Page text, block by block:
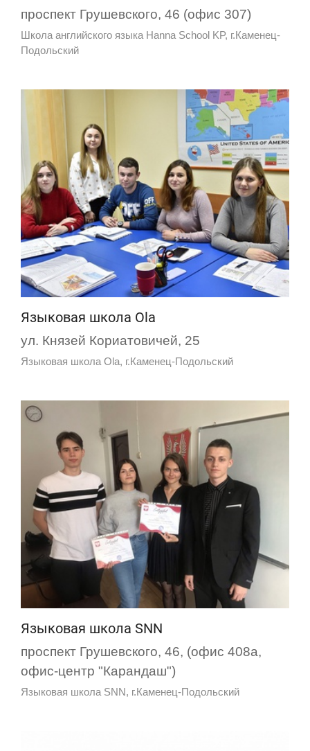
проспект Грушевского, 46 (офис 307)
Школа английского языка Hanna School KP, г.Каменец-
Подольский
Языковая школа Ola
ул. Князей Кориатовичей, 25
Языковая школа Ola, г.Каменец-Подольский
Языковая школа SNN
проспект Грушевского, 46, (офис 408а,
офис-центр "Карандаш")
Языковая школа SNN, г.Каменец-Подольский